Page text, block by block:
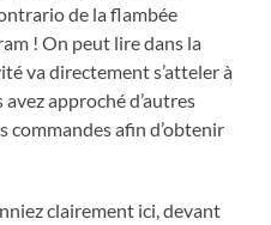
de la flambée
! On peut lire dans la
va directement s’atteler à
approché d’autres
afin d’obtenir
clairement ici, devant